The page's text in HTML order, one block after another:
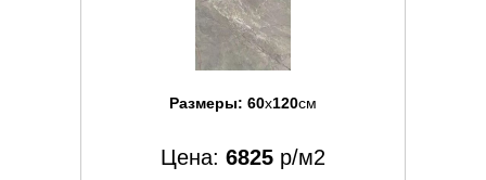
Размеры: 60x120см
Цена: 6825 р/м2